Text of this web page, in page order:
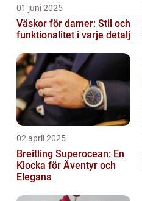
01 juni 2025
Väskor för damer: Stil och
funktionalitet i varje detalj
02 april 2025
Breitling Superocean: En
Klocka för Äventyr och
Elegans